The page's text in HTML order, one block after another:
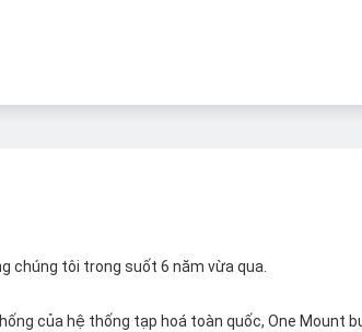
chúng tôi trong suốt 6 năm vừa qua.
của hệ thống tạp hoá toàn quốc, One Mount